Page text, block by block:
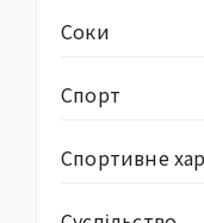
Соки
Спорт
Спортивне